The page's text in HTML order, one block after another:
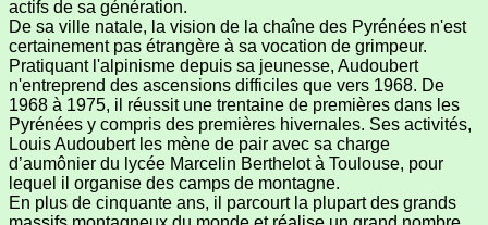
actifs de sa génération.
De sa ville natale, la vision de la chaîne des Pyrénées n'est
certainement pas étrangère à sa vocation de grimpeur.
Pratiquant l'alpinisme depuis sa jeunesse, Audoubert
n'entreprend des ascensions difficiles que vers 1968. De
1968 à 1975, il réussit une trentaine de premières dans les
Pyrénées y compris des premières hivernales. Ses activités,
Louis Audoubert les mène de pair avec sa charge
d’aumônier du lycée Marcelin Berthelot à Toulouse, pour
lequel il organise des camps de montagne.
En plus de cinquante ans, il parcourt la plupart des grands